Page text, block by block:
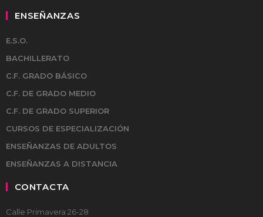
ENSEÑANZAS
E.S.O.
BACHILLERATO
C.F. GRADO BÁSICO
C.F. DE GRADO MEDIO
C.F. DE GRADO SUPERIOR
CURSOS DE ESPECIALIZACIÓN
ENSEÑANZAS DE ADULTOS
ENSEÑANZAS A DISTANCIA
CONTACTA
Calle Primavera 26-28